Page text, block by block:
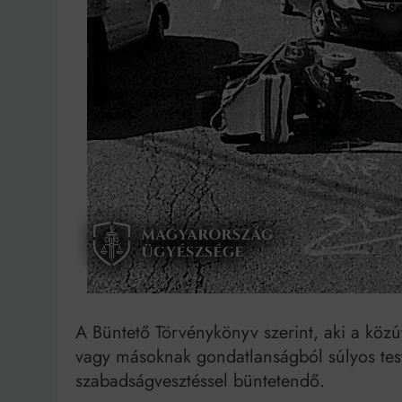
Ingatlanpiaci
A Büntető Törvénykönyv szerint, aki a
vagy másoknak gondatlanságból súlyos
szabadságvesztéssel büntetendő.